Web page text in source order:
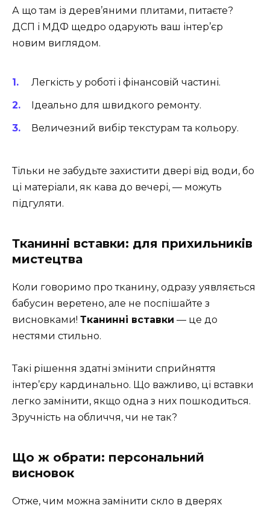
А що там із дерев’яними плитами, питаєте?
ДСП і МДФ щедро одарують ваш інтер’єр
новим виглядом.
Легкість у роботі і фінансовій частині.
Ідеально для швидкого ремонту.
Величезний вибір текстурам та кольору.
Тільки не забудьте захистити двері від води, бо
ці матеріали, як кава до вечері, — можуть
підгуляти.
Тканинні вставки: для прихильників
мистецтва
Коли говоримо про тканину, одразу уявляється
бабусин веретено, але не поспішайте з
висновками! Тканинні вставки — це до
нестями стильно.
Такі рішення здатні змінити сприйняття
інтер’єру кардинально. Що важливо, ці вставки
легко замінити, якщо одна з них пошкодиться.
Зручність на обличчя, чи не так?
Що ж обрати: персональний
висновок
Отже, чим можна замінити скло в дверях